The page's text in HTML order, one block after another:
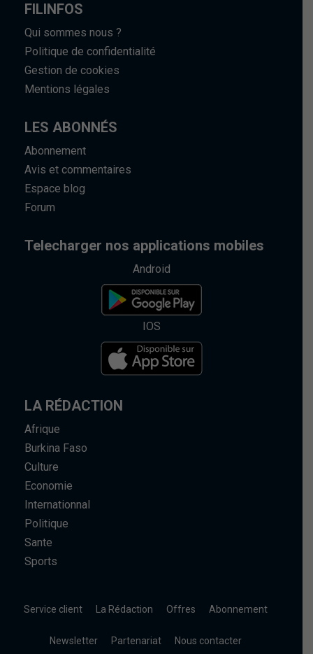
FILINFOS
Qui sommes nous ?
Politique de confidentialité
Gestion de cookies
Mentions légales
LES ABONNÉS
Abonnement
Avis et commentaires
Espace blog
Forum
Telecharger nos applications mobiles
Android
IOS
LA RÉDACTION
Afrique
Burkina Faso
Culture
Economie
Internationnal
Politique
Sante
Sports
Service client La Rédaction Offres Abonnement
Newsletter Partenariat Nous contacter